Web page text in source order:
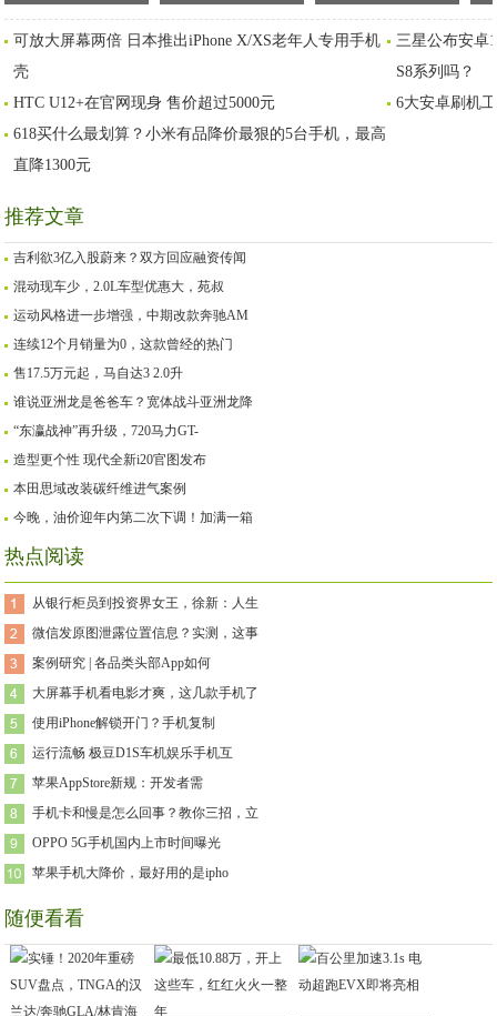
S320L对比奥迪A8L
道，靠什么唤起消费者
的购买欲？
杰罗劲畅亮相，颜值不
输汉兰达，配V6+8AT
车
可放大屏幕两倍 日本推出iPhone X/XS老年人专用手机
壳
三星公布安卓
S8系列吗？
HTC U12+在官网现身 售价超过5000元
6大安卓刷机
618买什么最划算？小米有品降价最狠的5台手机，最高
直降1300元
推荐文章
吉利欲3亿入股蔚来？双方回应融资传闻
混动现车少，2.0L车型优惠大，苑叔
运动风格进一步增强，中期改款奔驰AM
连续12个月销量为0，这款曾经的热门
售17.5万元起，马自达3 2.0升
谁说亚洲龙是爸爸车？宽体战斗亚洲龙降
“东瀛战神”再升级，720马力GT-
造型更个性 现代全新i20官图发布
本田思域改装碳纤维进气案例
今晚，油价迎年内第二次下调！加满一箱
热点阅读
从银行柜员到投资界女王，徐新：人生
微信发原图泄露位置信息？实测，这事
案例研究 | 各品类头部App如何
大屏幕手机看电影才爽，这几款手机了
使用iPhone解锁开门？手机复制
运行流畅 极豆D1S车机娱乐手机互
苹果AppStore新规：开发者需
手机卡和慢是怎么回事？教你三招，立
OPPO 5G手机国内上市时间曝光
苹果手机大降价，最好用的是ipho
随便看看